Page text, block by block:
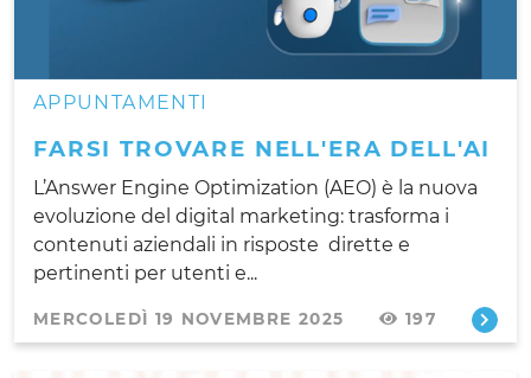
APPUNTAMENTI
FARSI TROVARE NELL'ERA DELL'AI
L’Answer Engine Optimization (AEO) è la nuova
evoluzione del digital marketing: trasforma i
contenuti aziendali in risposte dirette e
pertinenti per utenti e...
MERCOLEDÌ 19 NOVEMBRE 2025 197